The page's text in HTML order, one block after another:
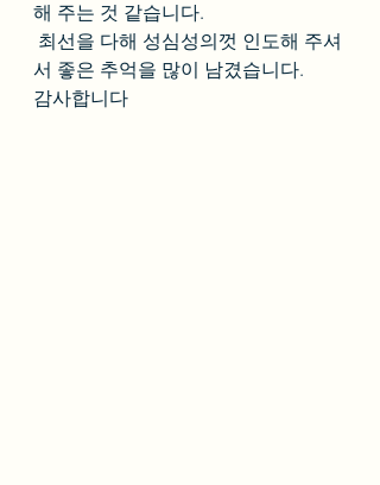
해 주는 것 같습니다.
서 좋은 추억을 많이 남겼습니다.
감사합니다